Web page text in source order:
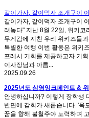
같이가자, 같이먹자 조개구이
같이가자, 같이먹자 조개구이
려놓다" 지난 8월 22일, 위키코
무게감에 지친 우리 위키즈들
특별한 여행 이번 활동은 위키
프레시 기회를 제공하고자 기
이사장님과 아름...
2025.09.26
2025년도 삼영잉크페인트 &
안녕하십니까? 이렇게 장학생
반면에 감회가 새롭습니다. '옥
꿈을 향해 불철주야 노력하며